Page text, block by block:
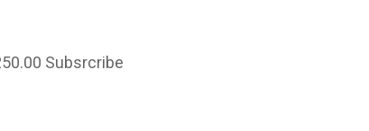
Subsrcribe